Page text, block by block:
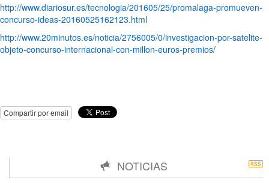
http://www.diariosur.es/tecnologia/201605/25/promalaga-promueven-
concurso-ideas-20160525162123.html
http://www.20minutos.es/noticia/2756005/0/investigacion-por-satelite-
objeto-concurso-internacional-con-millon-euros-premios/
Compartir por email
NOTICIAS